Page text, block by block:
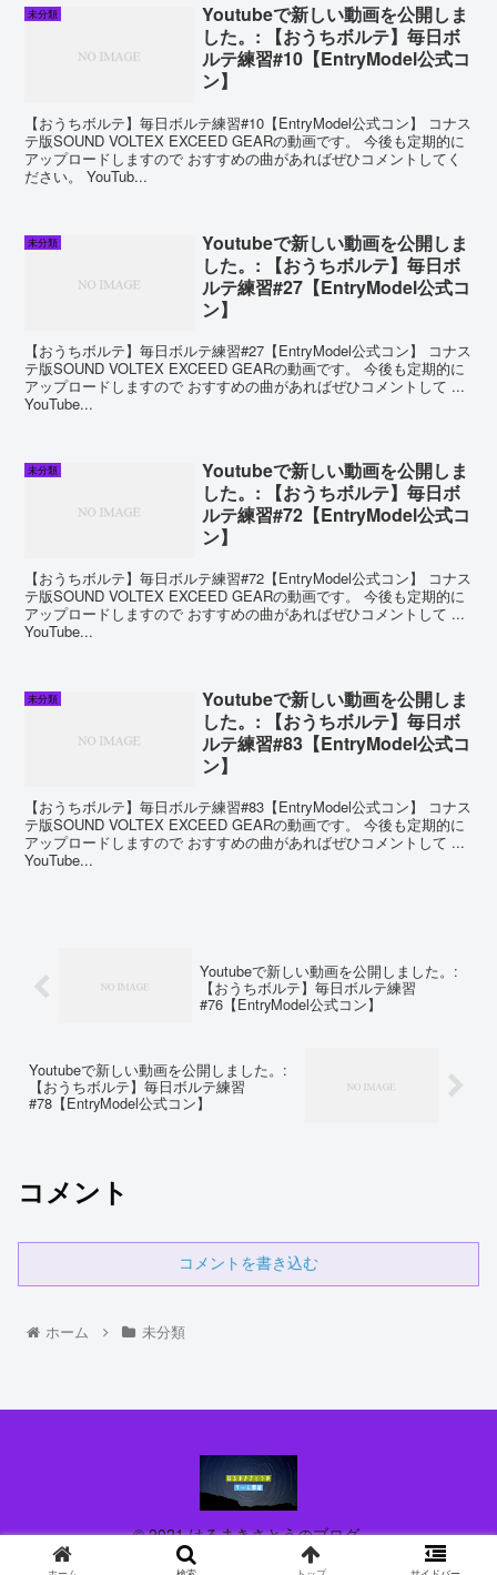
未分類
Youtubeで新しい動画を公開しま
した。: 【おうちボルテ】毎日ボ
ルテ練習#10【EntryModel公式コ
ン】
【おうちボルテ】毎日ボルテ練習#10【EntryModel公式コン】 コナス
テ版SOUND VOLTEX EXCEED GEARの動画です。 今後も定期的に
アップロードしますので おすすめの曲があればぜひコメントしてく
ださい。 YouTub...
未分類
Youtubeで新しい動画を公開しま
した。: 【おうちボルテ】毎日ボ
ルテ練習#27【EntryModel公式コ
ン】
【おうちボルテ】毎日ボルテ練習#27【EntryModel公式コン】 コナス
テ版SOUND VOLTEX EXCEED GEARの動画です。 今後も定期的に
アップロードしますので おすすめの曲があればぜひコメントして ...
YouTube...
未分類
Youtubeで新しい動画を公開しま
した。: 【おうちボルテ】毎日ボ
ルテ練習#72【EntryModel公式コ
ン】
【おうちボルテ】毎日ボルテ練習#72【EntryModel公式コン】 コナス
テ版SOUND VOLTEX EXCEED GEARの動画です。 今後も定期的に
アップロードしますので おすすめの曲があればぜひコメントして ...
YouTube...
未分類
Youtubeで新しい動画を公開しま
した。: 【おうちボルテ】毎日ボ
ルテ練習#83【EntryModel公式コ
ン】
【おうちボルテ】毎日ボルテ練習#83【EntryModel公式コン】 コナス
テ版SOUND VOLTEX EXCEED GEARの動画です。 今後も定期的に
アップロードしますので おすすめの曲があればぜひコメントして ...
YouTube...
Youtubeで新しい動画を公開しました。:
【おうちボルテ】毎日ボルテ練習
#76【EntryModel公式コン】
Youtubeで新しい動画を公開しました。:
【おうちボルテ】毎日ボルテ練習
#78【EntryModel公式コン】
コメント
コメントを書き込む
ホーム 未分類
© 2021 はるまきさとうのブログ.